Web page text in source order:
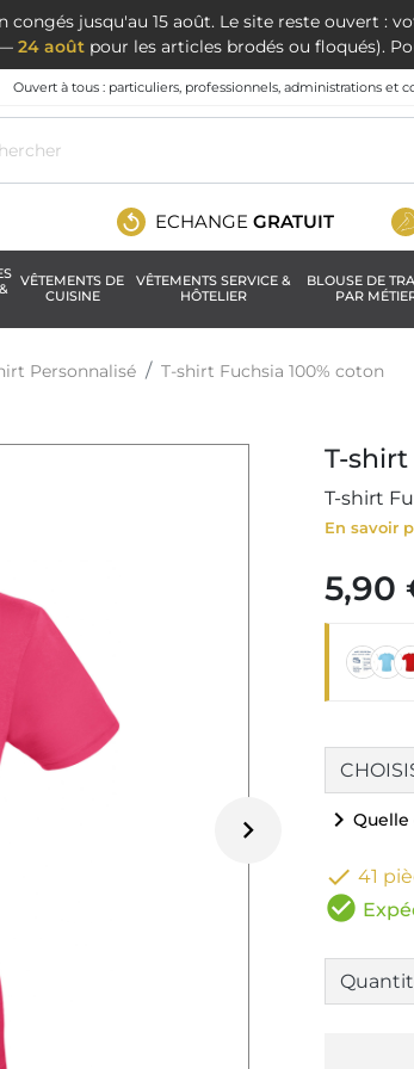
congés jusqu'au 15 août. Le site reste ouvert :
24 août pour les articles brodés ou floqués).
Ouvert à tous : particuliers, professionnels, administrations et
ECHANGE GRATUIT
VÊTEMENTS DE
CUISINE
VÊTEMENTS SERVICE &
HÔTELIER
BLOUSE DE
PAR
Personnalisé T-shirt Fuchsia 100% coton

T-shirt
T-shirt
En savoir
5,90
chevron_right Quelle
 41
check_circle